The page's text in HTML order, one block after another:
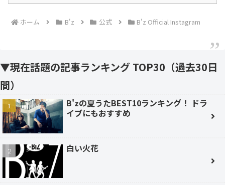
ホーム B'z 公式 B'z Official Instagram
▼現在話題の記事ランキング TOP30（過去30日
間）
B'zの夏うたBEST10ランキング！ ドラ
イブにもおすすめ
白い火花